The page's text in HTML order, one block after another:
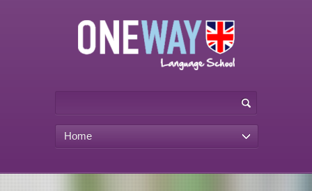
Home